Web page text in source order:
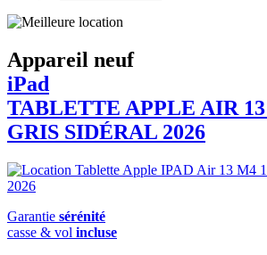
Appareil neuf
iPad
TABLETTE APPLE AIR
GRIS SIDÉRAL 2026
Garantie sérénité
casse & vol incluse